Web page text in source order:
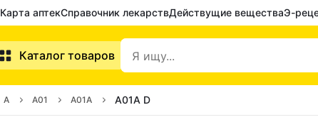
Карта аптекСправочник лекарствДействущие веществаЭ-
Каталог товаров
A A01 A01A A01A D